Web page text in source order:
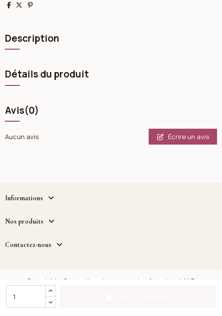
Partager
TweetPinterest
Description
Détails du produit
Avis(0)
Aucun avis Écrire un avis
Informations
Nos produits
Contactez-nous
Copyright - Cosmetique.tn - un service fourni par MWB